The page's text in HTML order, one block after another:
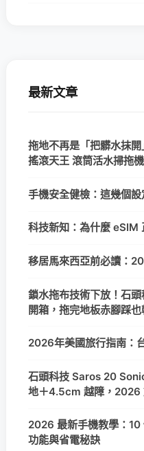
最新文章
拖地不再是「把髒水抹
搖滾天王 滾筒活水掃拖
手機安全健檢：這幾個
科技新知：為什麼 eSIM
移居馬來西亞前必讀：
鎖水拖布技術下放！石
開箱，拖完地板赤腳踩也
2026年美國旅行指南：
石頭科技 Saros 20
地＋4.5cm 越障，2026
2026 最新手機教學：
功能與省電秘訣